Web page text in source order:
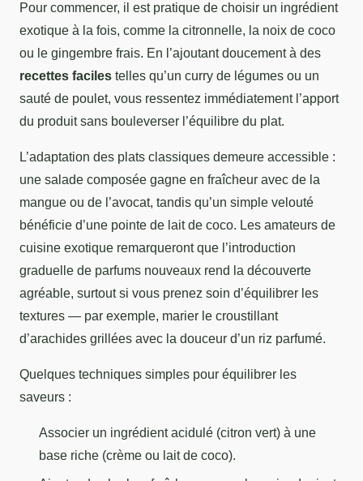
Pour commencer, il est pratique de choisir un ingrédient
exotique à la fois, comme la citronnelle, la noix de coco
ou le gingembre frais. En l’ajoutant doucement à des
recettes faciles telles qu’un curry de légumes ou un
sauté de poulet, vous ressentez immédiatement l’apport
du produit sans bouleverser l’équilibre du plat.
L’adaptation des plats classiques demeure accessible :
une salade composée gagne en fraîcheur avec de la
mangue ou de l’avocat, tandis qu’un simple velouté
bénéficie d’une pointe de lait de coco. Les amateurs de
cuisine exotique remarqueront que l’introduction
graduelle de parfums nouveaux rend la découverte
agréable, surtout si vous prenez soin d’équilibrer les
textures — par exemple, marier le croustillant
d’arachides grillées avec la douceur d’un riz parfumé.
Quelques techniques simples pour équilibrer les
saveurs :
Associer un ingrédient acidulé (citron vert) à une
base riche (crème ou lait de coco).